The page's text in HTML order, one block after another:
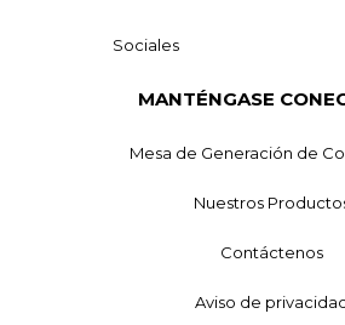
Sociales
MANTÉNGASE
Mesa de Generación de
Nuestros
Contáctenos
Aviso de